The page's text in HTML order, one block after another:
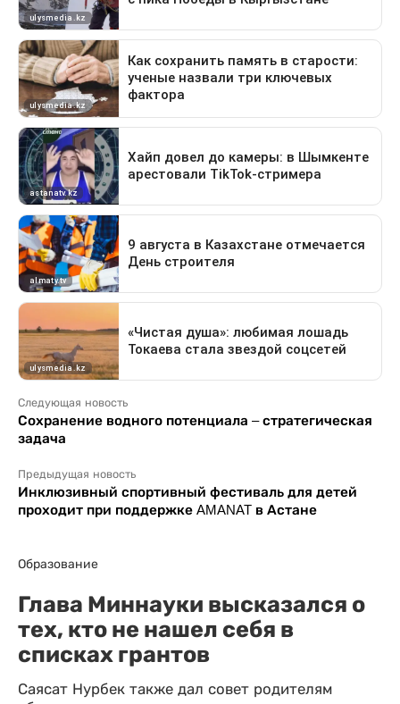
Следующая новость
Сохранение водного потенциала – стратегическая
задача
Предыдущая новость
Инклюзивный спортивный фестиваль для детей
проходит при поддержке AMANAT в Астане
Образование
Глава Миннауки высказался о
тех, кто не нашел себя в
списках грантов
Саясат Нурбек также дал совет родителям